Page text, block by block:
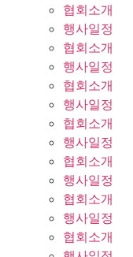
협회소개
행사일정
협회소개
행사일정
협회소개
행사일정
협회소개
행사일정
협회소개
행사일정
협회소개
행사일정
협회소개